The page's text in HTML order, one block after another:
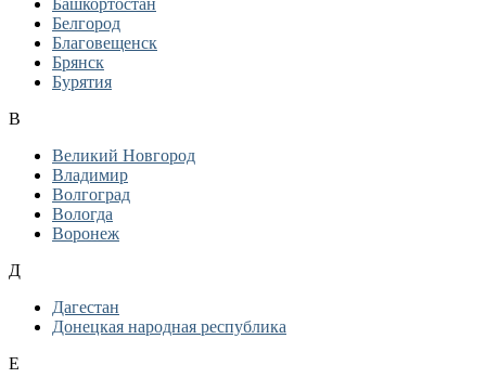
Башкортостан
Белгород
Благовещенск
Брянск
Бурятия
В
Великий Новгород
Владимир
Волгоград
Вологда
Воронеж
Д
Дагестан
Донецкая народная республика
Е